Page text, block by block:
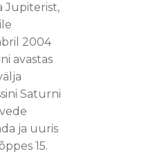
Jupiterist,
2004
avastas
Saturni
ja uuris
15.